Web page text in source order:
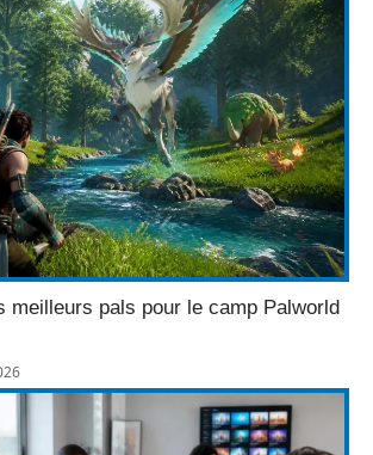
meilleurs pals pour le camp Palworld